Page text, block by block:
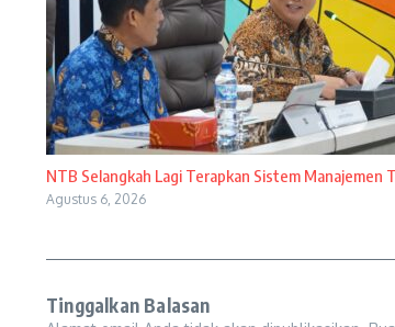
NTB Selangkah Lagi Terapkan Sistem Manajemen
Agustus 6, 2026
Tinggalkan Balasan